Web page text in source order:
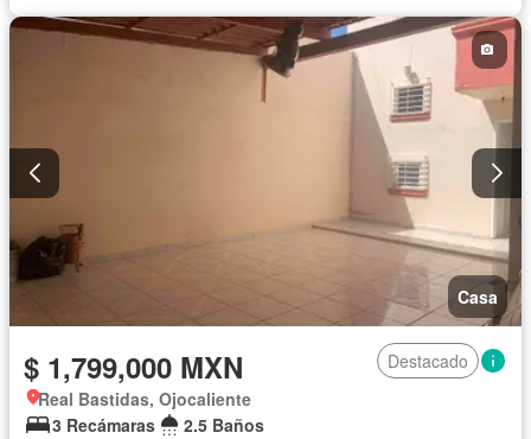
Casa
$ 1,799,000 MXN
Destacado
Real Bastidas, Ojocaliente
3 Recámaras
2.5 Baños